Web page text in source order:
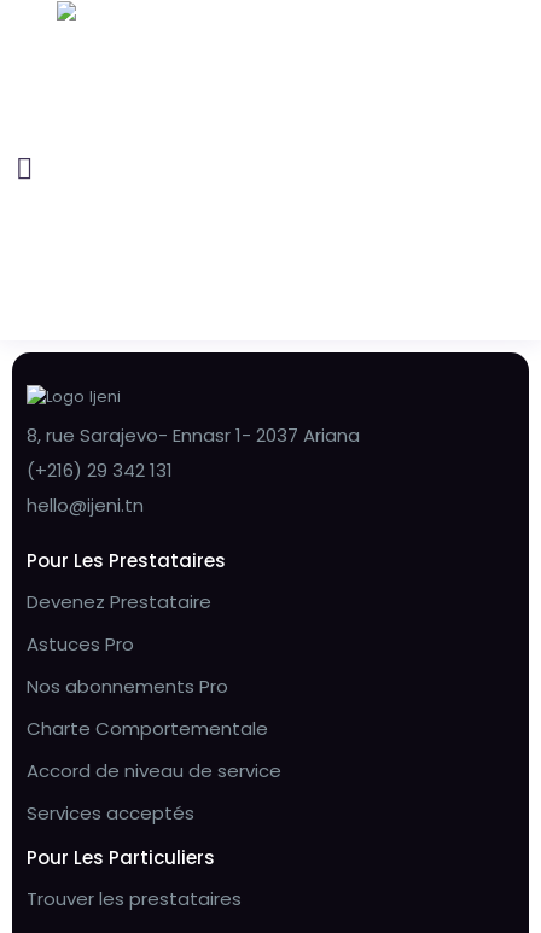
8, rue Sarajevo- Ennasr 1- 2037 Ariana
(+216) 29 342 131
hello@ijeni.tn
Pour Les Prestataires
Devenez Prestataire
Astuces Pro
Nos abonnements Pro
Charte Comportementale
Accord de niveau de service
Services acceptés
Pour Les Particuliers
Trouver les prestataires